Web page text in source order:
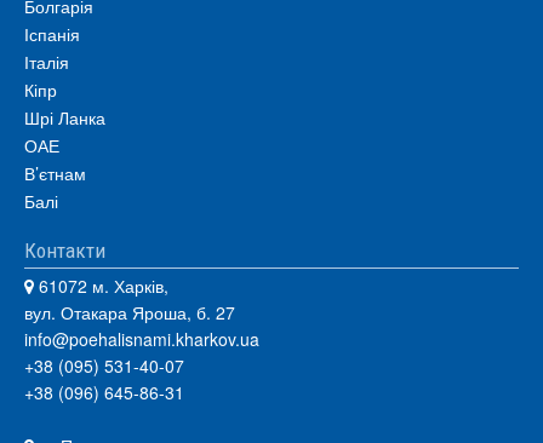
Болгарія
Іспанія
Італія
Кіпр
Шрі Ланка
ОАЕ
В’єтнам
Балі
Контакти
61072 м. Харків,
вул. Отакара Яроша, б. 27
info@poehalisnami.kharkov.ua
+38 (095) 531-40-07
+38 (096) 645-86-31